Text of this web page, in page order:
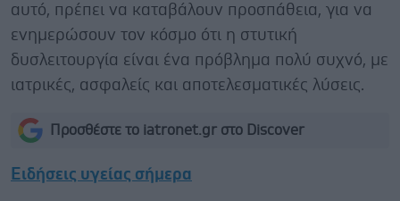
αυτό, πρέπει να καταβάλουν προσπάθεια, για να
ενημερώσουν τον κόσμο ότι η στυτική
δυσλειτουργία είναι ένα πρόβλημα πολύ συχνό, με
ιατρικές, ασφαλείς και αποτελεσματικές λύσεις.
Προσθέστε το iatronet.gr στο Discover
Ειδήσεις υγείας σήμερα